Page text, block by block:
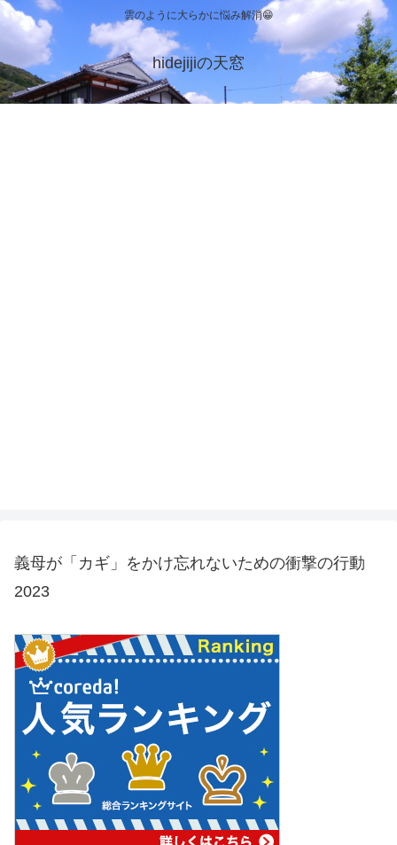
雲のように大らかに悩み解消😁
hidejijiの天窓
義母が「カギ」をかけ忘れないための衝撃の行動
2023